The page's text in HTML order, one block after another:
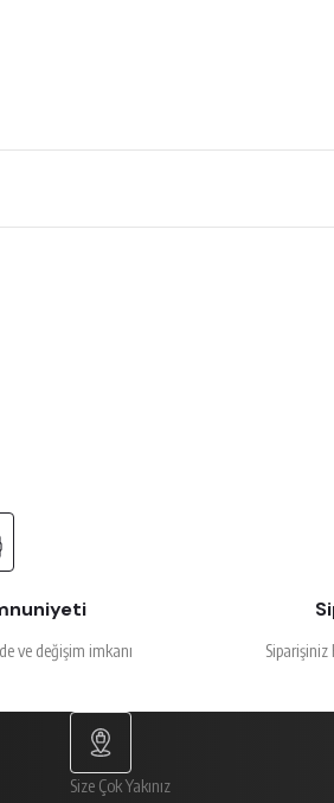
ve değişim imkanı Siparişiniz
Size Çok Yakınız